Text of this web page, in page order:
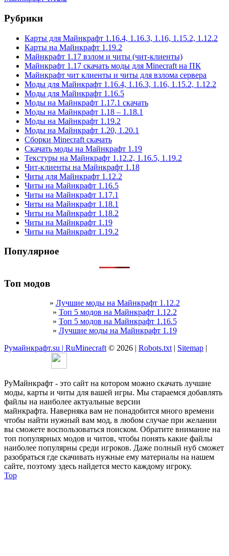
Рубрики
Карты для Майнкрафт 1.16.4, 1.16.3, 1.16, 1.15.2, 1.12.2
Карты на Майнкрафт 1.19.2
Майнкрафт 1.17 взлом и читы (чит-клиенты)
Майнкрафт 1.17 скачать моды для Minecraft на ПК
Майнкрафт чит клиенты и читы для взлома сервера
Моды для Майнкрафт 1.16.4, 1.16.3, 1.16, 1.15.2, 1.12.2
Моды для Майнкрафт 1.16.5
Моды на Майнкрафт 1.17.1 скачать
Моды на Майнкрафт 1.18 – 1.18.1
Моды на Майнкрафт 1.19.2
Моды на Майнкрафт 1.20, 1.20.1
Сборки Minecraft скачать
Скачать моды на Майнкрафт 1.19
Текстуры на Майнкрафт 1.12.2, 1.16.5, 1.19.2
Чит-клиенты на Майнкрафт 1.18
Читы для Майнкрафт 1.12.2
Читы на Майнкрафт 1.16.5
Читы на Майнкрафт 1.17.1
Читы на Майнкрафт 1.18.1
Читы на Майнкрафт 1.18.2
Читы на Майнкрафт 1.19
Читы на Майнкрафт 1.19.2
Популярное
Топ модов
» Лучшие моды на Майнкрафт 1.12.2
» Топ 5 модов на Майнкрафт 1.12.2
» Топ 5 модов на Майнкрафт 1.16.5
» Лучшие моды на Майнкрафт 1.19
Румайнкрафт.su | RuMinecraft© 2026 | Robots.txt| Sitemap |
РуМайнкрафт - это сайт на котором можно скачать лучшие
моды, карты и читы для вашей игры. Мы стараемся добавлять
файлы на наиболее актуальные версии
майнкрафта. Наверняка вам не понадобится много времени
чтобы найти нужный вам мод, в любом случае при желании
вы сможете воспользоваться поиском. Обратите внимание на
топ популярных модов и читов, чтобы понять какие файлы
наиболее популярны среди игроков. Даже полный нуб сможет
разобраться где скачивать нужные ему материалы на нашем
сайте, поэтому здесь найдется место каждому игроку.
Top